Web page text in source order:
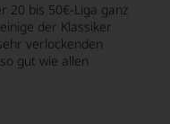
20 bis 50€-Liga ganz
der Klassiker
verlockenden
gut wie allen